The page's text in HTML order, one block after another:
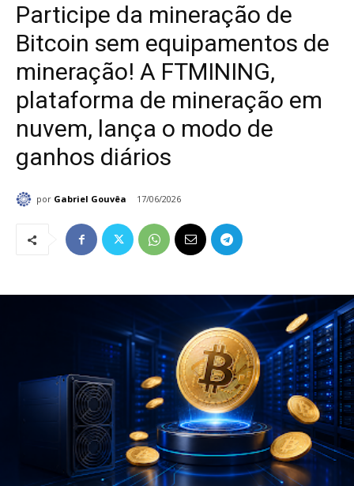
Participe da mineração de
Bitcoin sem equipamentos de
mineração! A FTMINING,
plataforma de mineração em
nuvem, lança o modo de
ganhos diários
por Gabriel Gouvêa 17/06/2026